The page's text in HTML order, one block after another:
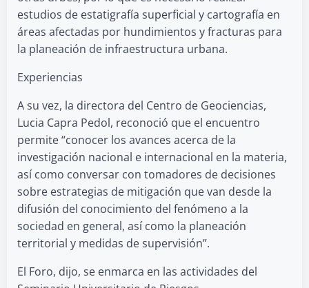
estudios de estatigrafía superficial y cartografía en
áreas afectadas por hundimientos y fracturas para
la planeación de infraestructura urbana.
Experiencias
A su vez, la directora del Centro de Geociencias,
Lucia Capra Pedol, reconoció que el encuentro
permite “conocer los avances acerca de la
investigación nacional e internacional en la materia,
así como conversar con tomadores de decisiones
sobre estrategias de mitigación que van desde la
difusión del conocimiento del fenómeno a la
sociedad en general, así como la planeación
territorial y medidas de supervisión”.
El Foro, dijo, se enmarca en las actividades del